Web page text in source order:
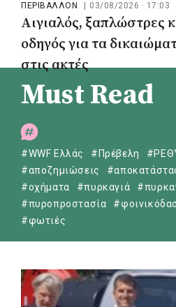
ΠΕΡΙΒΑΛΛΟΝ 03/08/2026 · 17:03
Αιγιαλός, ξαπλώστρες
οδηγός για τα
στις ακτές
Must Read
#WWF Ελλάς #Πρέβελη
#αποζημιώσεις
#οχήματα
#πυρκαγιά
#πυροπροστασία
#φωτιές